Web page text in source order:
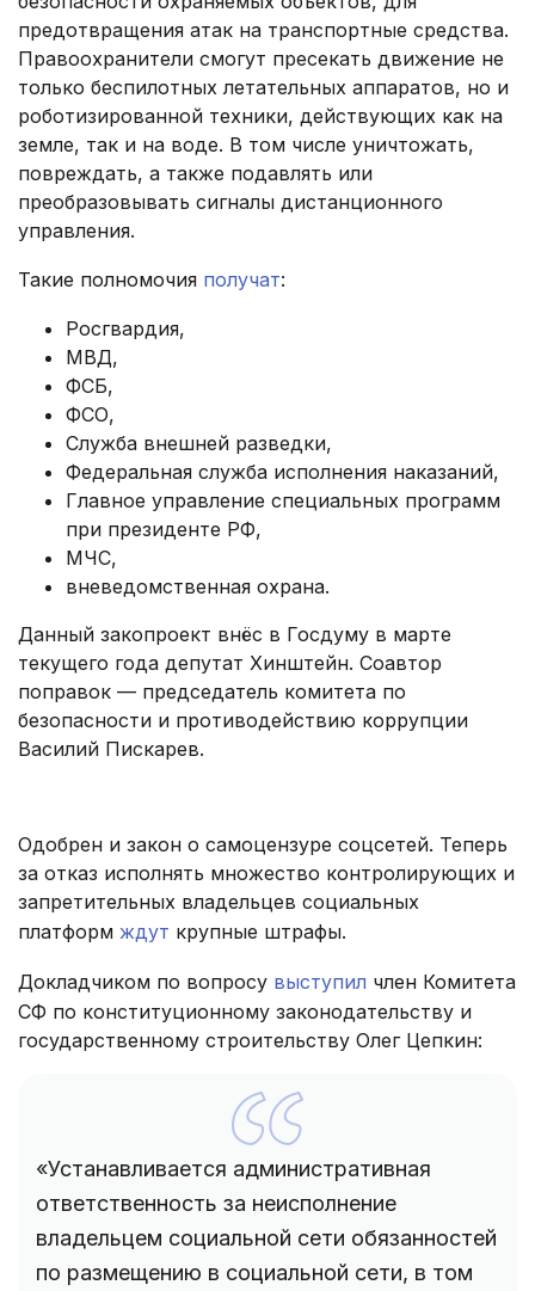
предотвращения атак на транспортные средства.
Правоохранители смогут пресекать движение не
только беспилотных летательных аппаратов, но и
роботизированной техники, действующих как на
земле, так и на воде. В том числе уничтожать,
повреждать, а также подавлять или
преобразовывать сигналы дистанционного
управления.
Такие полномочия получат:
Росгвардия,
МВД,
ФСБ,
ФСО,
Служба внешней разведки,
Федеральная служба исполнения наказаний,
Главное управление специальных программ
при президенте РФ,
МЧС,
вневедомственная охрана.
Данный закопроект внёс в Госдуму в марте
текущего года депутат Хинштейн. Соавтор
поправок — председатель комитета по
безопасности и противодействию коррупции
Василий Пискарев.
Одобрен и закон о самоцензуре соцсетей. Теперь
за отказ исполнять множество контролирующих и
запретительных владельцев социальных
платформ ждут крупные штрафы.
Докладчиком по вопросу выступил член Комитета
СФ по конституционному законодательству и
государственному строительству Олег Цепкин:
«Устанавливается административная
ответственность за неисполнение
владельцем социальной сети обязанностей
по размещению в социальной сети, в том